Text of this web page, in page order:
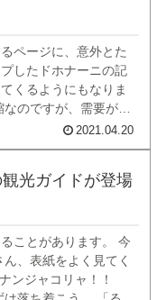
ページに、意外とた
したドホナーニの記
くるようにもなりま
のですが、需要があ
思っています。 今回
2021.04.20
光ガイドが登場
ことがあります。 今
、表紙をよく見てく
ンジャコリャ！！